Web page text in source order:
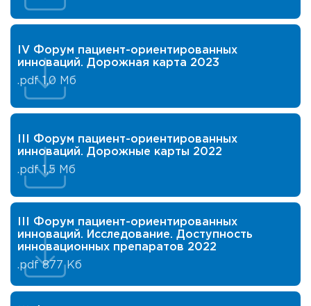
IV Форум пациент-ориентированных
инноваций. Дорожная карта 2023
.pdf 1,0 Мб
III Форум пациент-ориентированных
инноваций. Дорожные карты 2022
.pdf 1,5 Мб
III Форум пациент-ориентированных
инноваций. Исследование. Доступность
инновационных препаратов 2022
.pdf877 Кб